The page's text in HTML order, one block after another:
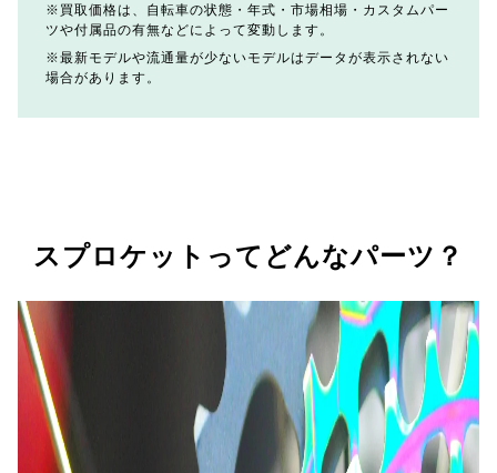
買取価格は、自転車の状態・年式・市場相場・カスタムパー
ツや付属品の有無などによって変動します。
最新モデルや流通量が少ないモデルはデータが表示されない
場合があります。
スプロケットってどんなパーツ？